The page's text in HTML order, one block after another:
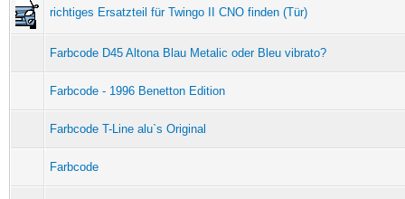
richtiges Ersatzteil für Twingo II CNO finden (Tür)
Farbcode D45 Altona Blau Metalic oder Bleu vibrato?
Farbcode - 1996 Benetton Edition
Farbcode T-Line alu`s Original
Farbcode